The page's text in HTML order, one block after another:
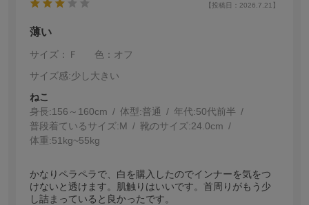
【投稿日：2026.7.21】
薄い
サイズ：Ｆ
色：オフ
サイズ感:少し大きい
ねこ
身長:156～160cm 体型:普通 年代:50代前半
普段着ているサイズ:M 靴のサイズ:24.0cm
体重:51kg~55kg
かなりペラペラで、白を購入したのでインナーを気をつ
けないと透けます。肌触りはいいです。首周りがもう少
し詰まっていると良かったです。